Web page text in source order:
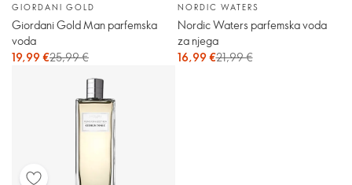
GIORDANI GOLD
Giordani Gold Man parfemska
voda
19,99 €25,99 €
NORDIC WATERS
Nordic Waters parfemska voda
za njega
16,99 €21,99 €